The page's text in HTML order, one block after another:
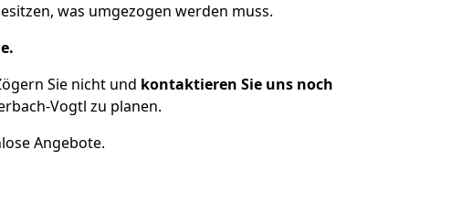
was umgezogen werden muss.
Sie nicht und kontaktieren Sie uns noch
Vogtl zu planen.
Angebote.